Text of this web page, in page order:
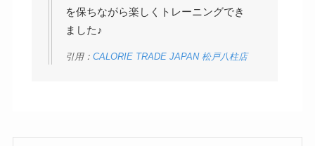
を保ちながら楽しくトレーニングでき
ました♪
引用：CALORIE TRADE JAPAN 松戸八柱店